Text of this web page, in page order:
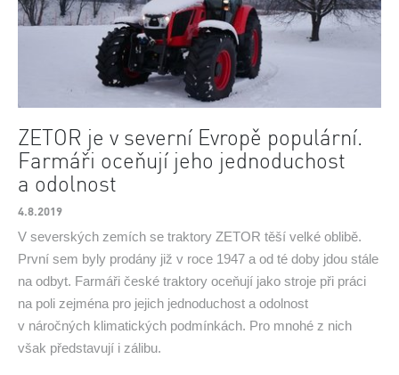
ZETOR je v severní Evropě populární.
Farmáři oceňují jeho jednoduchost
a odolnost
4.8.2019
V severských zemích se traktory ZETOR těší velké oblibě.
První sem byly prodány již v roce 1947 a od té doby jdou stále
na odbyt. Farmáři české traktory oceňují jako stroje při práci
na poli zejména pro jejich jednoduchost a odolnost
v náročných klimatických podmínkách. Pro mnohé z nich
však představují i zálibu.